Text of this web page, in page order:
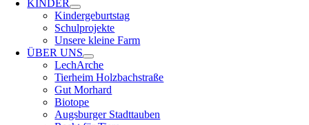
KINDER
Kindergeburtstag
Schulprojekte
Unsere kleine Farm
ÜBER UNS
LechArche
Tierheim Holzbachstraße
Gut Morhard
Biotope
Augsburger Stadttauben